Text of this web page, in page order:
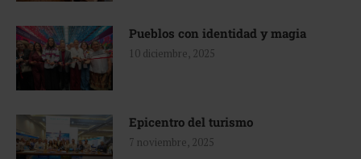
Pueblos con identidad y magia
10 diciembre, 2025
Epicentro del turismo
7 noviembre, 2025